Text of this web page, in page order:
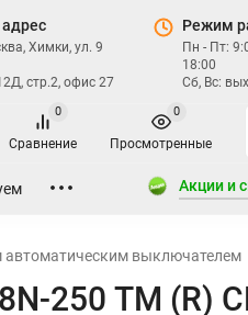
Химки, ул. 9
стр.2, офис 27
Режим
Пн - Пт:
18:00
Сб, Вс:
Сравнение
0
Просмотренные
0
Акции и
автоматическим выключателем
250 ТМ (R)